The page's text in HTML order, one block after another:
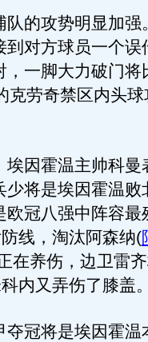
的攻势明显加强
对方球员一个误
一脚大力破门将
克劳奇禁区内头
因霍温主帅科曼
将是埃因霍温败
欧冠八强中阵容最
线，淘汰阿森纳(
在养伤，边卫雷
内又弄伤了膝盖
冠将是埃因霍温